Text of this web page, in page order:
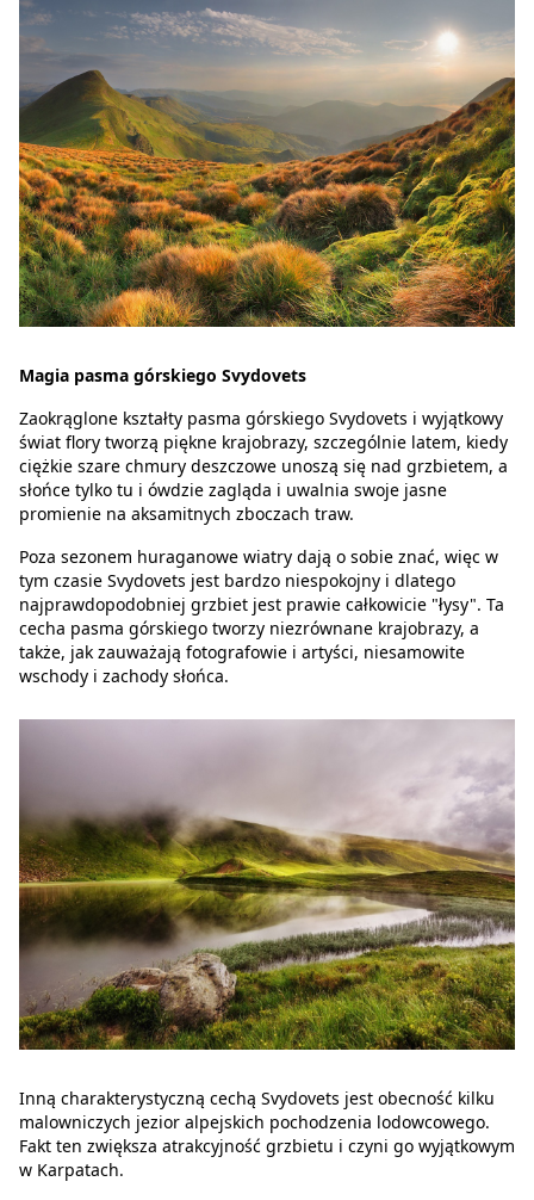
Magia pasma górskiego Svydovets
Zaokrąglone kształty pasma górskiego Svydovets i wyjątkowy
świat flory tworzą piękne krajobrazy, szczególnie latem, kiedy
ciężkie szare chmury deszczowe unoszą się nad grzbietem, a
słońce tylko tu i ówdzie zagląda i uwalnia swoje jasne
promienie na aksamitnych zboczach traw.
Poza sezonem huraganowe wiatry dają o sobie znać, więc w
tym czasie Svydovets jest bardzo niespokojny i dlatego
najprawdopodobniej grzbiet jest prawie całkowicie "łysy". Ta
cecha pasma górskiego tworzy niezrównane krajobrazy, a
także, jak zauważają fotografowie i artyści, niesamowite
wschody i zachody słońca.
Inną charakterystyczną cechą Svydovets jest obecność kilku
malowniczych jezior alpejskich pochodzenia lodowcowego.
Fakt ten zwiększa atrakcyjność grzbietu i czyni go wyjątkowym
w Karpatach.